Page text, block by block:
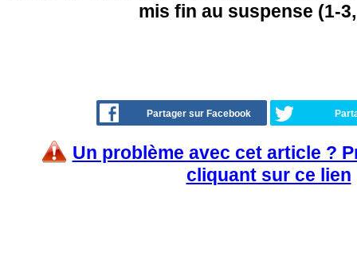
mis fin au suspense (1-
Partager sur Facebook
Un problème avec cet article ?
cliquant sur ce lien